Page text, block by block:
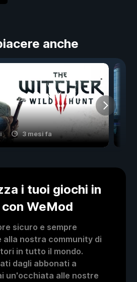
anche
3 mesi fa
i tuoi giochi in
WeMod
sicuro e sempre
nostra community di
in tutto il mondo.
dagli abbonati a
un'occhiata alle nostre